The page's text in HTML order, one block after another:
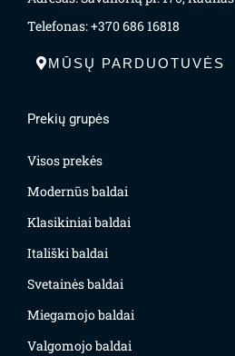
Telefonas: +370 686 16818
MŪSŲ PARDUOTUVĖS
Prekių grupės
Visos prekės
Modernūs baldai
Klasikiniai baldai
Itališki baldai
Svetainės baldai
Miegamojo baldai
Valgomojo baldai